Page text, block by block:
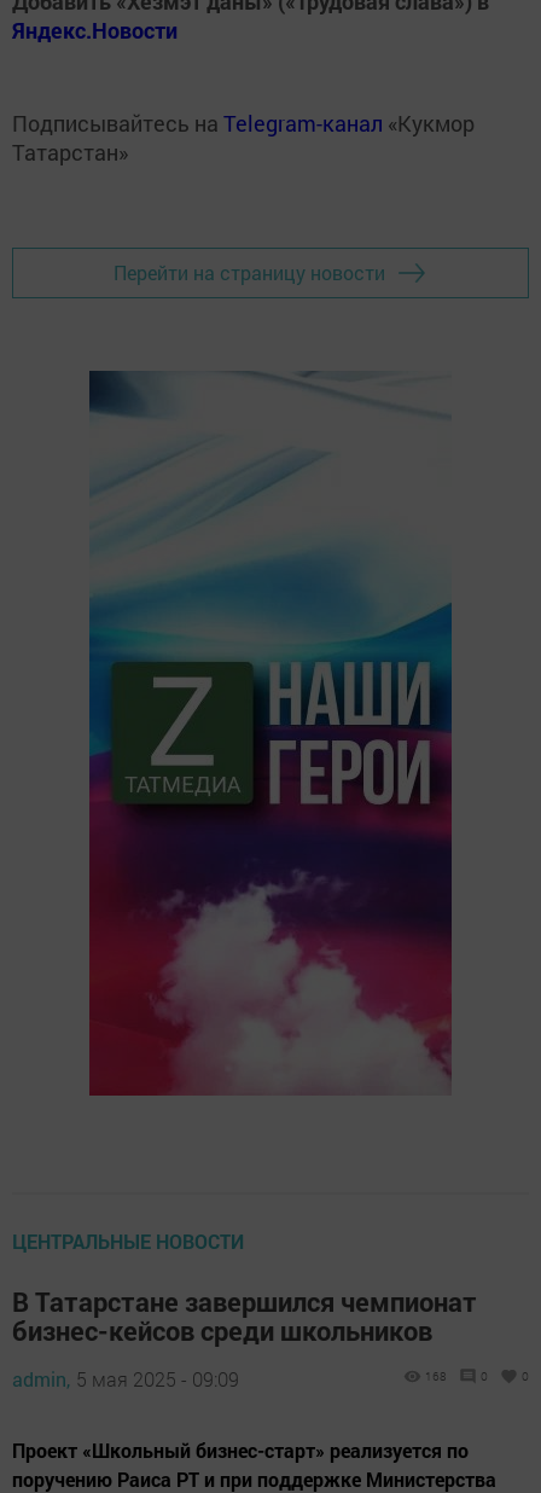
Яндекс.Новости
Подписывайтесь на Telegram-канал «Кукмор
Татарстан»
Перейти на страницу новости
ЦЕНТРАЛЬНЫЕ НОВОСТИ
В Татарстане завершился чемпионат
бизнес-кейсов среди школьников
admin, 5 мая 2025 - 09:09 168 0 0
Проект «Школьный бизнес-старт» реализуется по
поручению Раиса РТ и при поддержке Министерства